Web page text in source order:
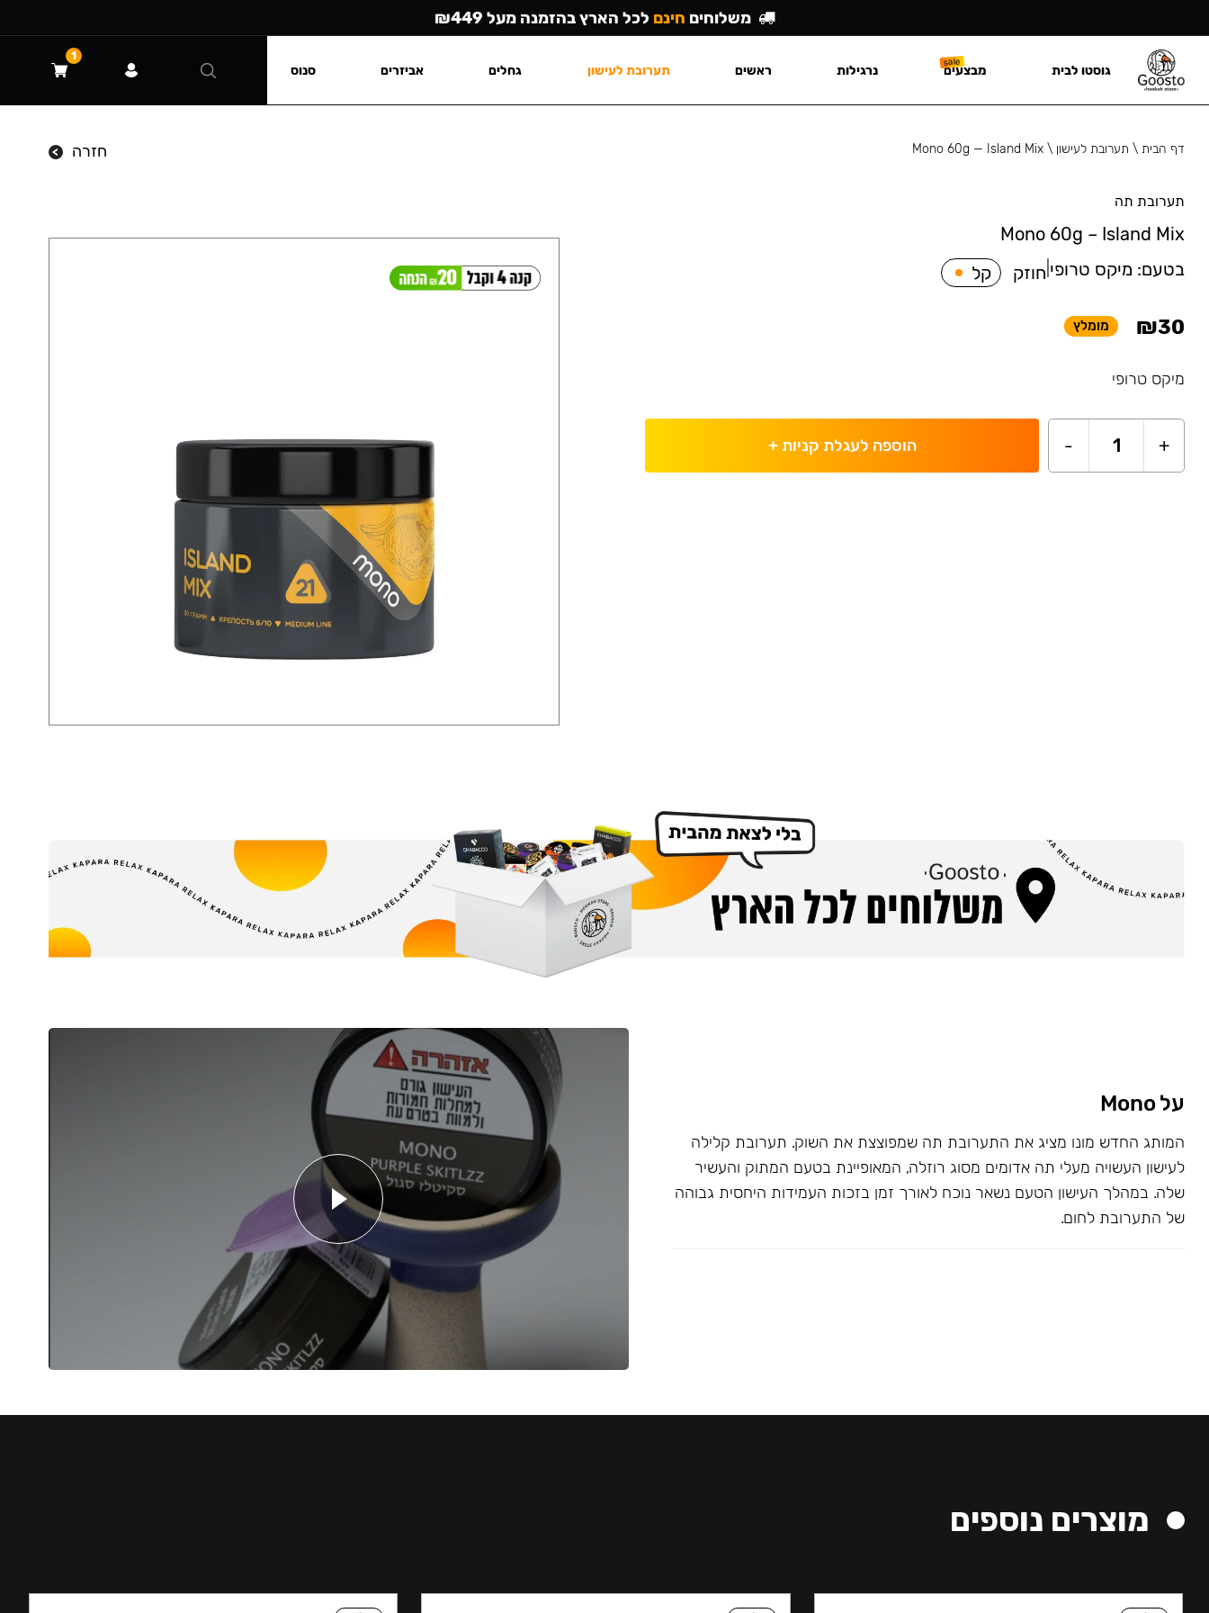
דף הבית\ תערובת לעישון \
Mono 60g — Island Mix חזרה
תערובת תה
Mono 60g – Island Mix
בטעם: מיקס טרופי חוזק קל
₪30 מומלץ
מיקס טרופי
+
1
- הוספה לעגלת קניות+
על Mono
המותג החדש מונו מציג את התערובת תה שמפוצצת את השוק. תערובת קלילה
לעישון העשויה מעלי תה אדומים מסוג רוזלה, המאופיינת בטעם המתוק והעשיר
שלה. במהלך העישון הטעם נשאר נוכח לאורך זמן בזכות העמידות היחסית גבוהה
של התערובת לחום.
מוצרים נוספים
משלוחים חינם לכל הארץ בהזמנה מעל ₪449
גוסטו לבית מבצעים נרגילות ראשים תערובת לעישון גחלים אביזרים סנוס
1